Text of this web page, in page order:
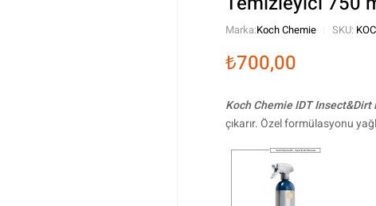
Marka:Koch Chemie SKU:
₺700,00
Koch Chemie IDT
çıkarır. Özel formülasyonu